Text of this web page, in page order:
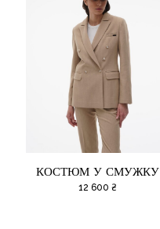
КОСТЮМ У СМУЖКУ
12 600₴